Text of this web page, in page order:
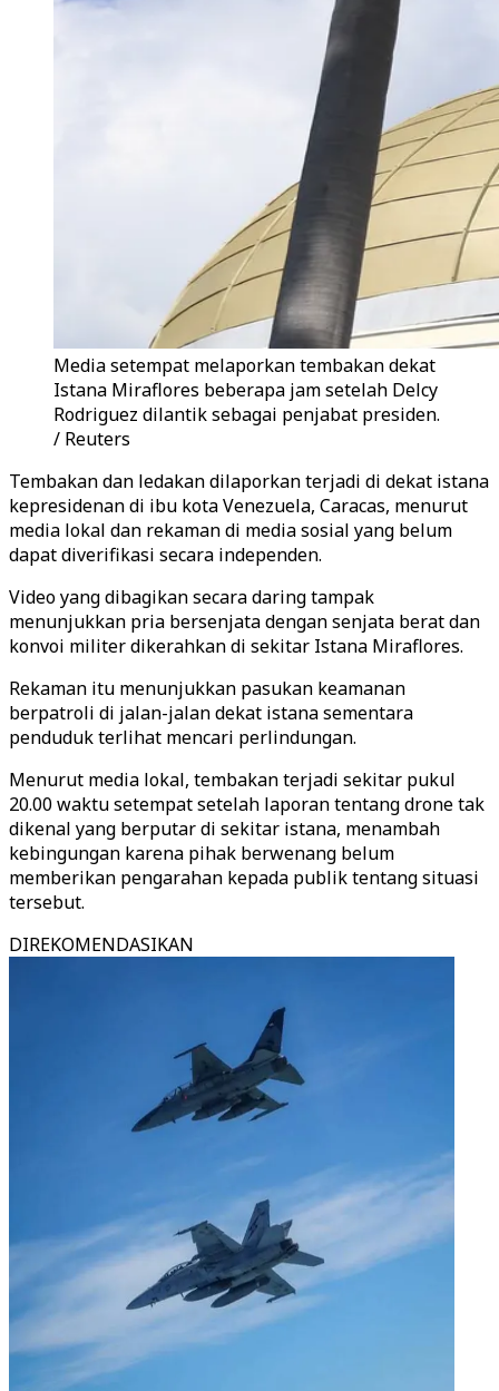
Media setempat melaporkan tembakan dekat
Istana Miraflores beberapa jam setelah Delcy
Rodriguez dilantik sebagai penjabat presiden.
/ Reuters
Tembakan dan ledakan dilaporkan terjadi di dekat istana
kepresidenan di ibu kota Venezuela, Caracas, menurut
media lokal dan rekaman di media sosial yang belum
dapat diverifikasi secara independen.
Video yang dibagikan secara daring tampak
menunjukkan pria bersenjata dengan senjata berat dan
konvoi militer dikerahkan di sekitar Istana Miraflores.
Rekaman itu menunjukkan pasukan keamanan
berpatroli di jalan-jalan dekat istana sementara
penduduk terlihat mencari perlindungan.
Menurut media lokal, tembakan terjadi sekitar pukul
20.00 waktu setempat setelah laporan tentang drone tak
dikenal yang berputar di sekitar istana, menambah
kebingungan karena pihak berwenang belum
memberikan pengarahan kepada publik tentang situasi
tersebut.
DIREKOMENDASIKAN